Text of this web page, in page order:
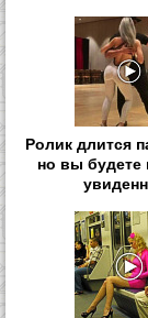
Ролик длится
но вы будете